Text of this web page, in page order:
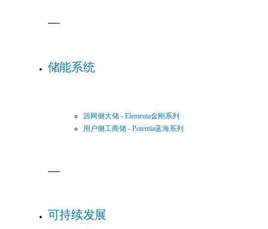
储能系统
源网侧大储 - Elementa金刚系列
用户侧工商储 - Potentia蓝海系列
可持续发展